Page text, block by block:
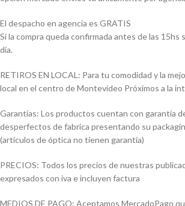
El despacho en agencia es GRATIS
Si la compra queda confirmada antes de las 15hs
día.
RETIROS EN LOCAL: Para tu comodidad y la
local en el centro de Montevideo Próximos a la
Garantías: Los productos cuentan con garantía
desperfectos de fabrica presentando su
(artículos de óptica no tienen garantía)
PRECIOS: Todos los precios de nuestras
expresados con iva e incluyen factura
MEDIOS DE PAGO: Aceptamos MercadoPago